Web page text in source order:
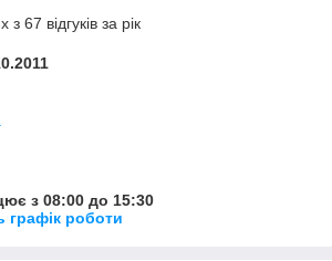
67 відгуків за рік
з 08:00 до 15:30
графік роботи